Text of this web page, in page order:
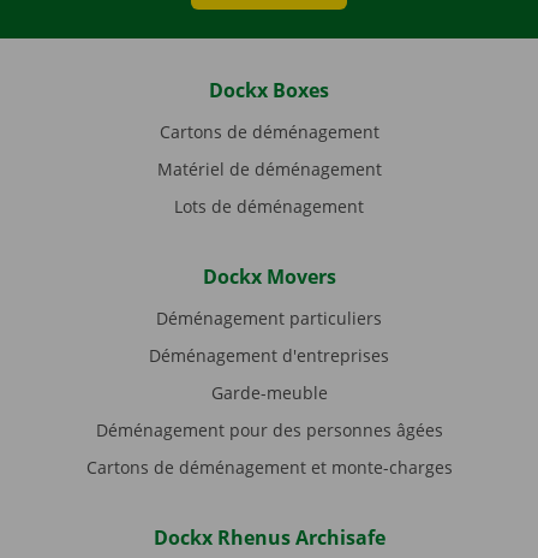
Dockx Boxes
Cartons de déménagement
Matériel de déménagement
Lots de déménagement
Dockx Movers
Déménagement particuliers
Déménagement d'entreprises
Garde-meuble
Déménagement pour des personnes âgées
Cartons de déménagement et monte-charges
Dockx Rhenus Archisafe